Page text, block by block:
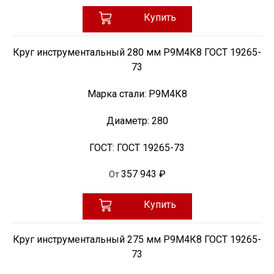
Купить
Круг инструментальный 280 мм Р9М4К8 ГОСТ 19265-
73
Марка стали: Р9М4К8
Диаметр: 280
ГОСТ: ГОСТ 19265-73
От 357 943 ₽
Купить
Круг инструментальный 275 мм Р9М4К8 ГОСТ 19265-
73